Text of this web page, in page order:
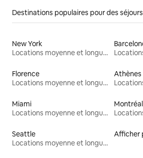
Destinations populaires pour des
New York
Locations moyenne et longue durée
Florence
Locations moyenne et longue durée
Athènes
Miami
Locations moyenne et longue durée
Montréal
Seattle
Locations moyenne et longue durée
Afficher